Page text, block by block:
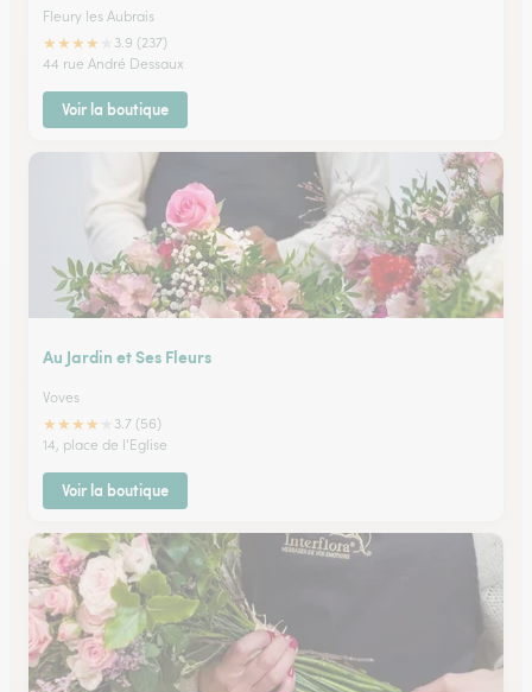
Fleury les Aubrais
★★★★
3.9 (237)
44 rue André Dessaux
Voir la boutique
Au Jardin et Ses Fleurs
Voves
★★★★
3.7 (56)
14, place de l'Eglise
Voir la boutique